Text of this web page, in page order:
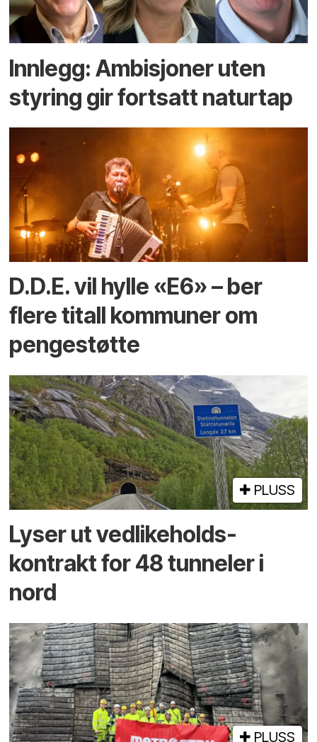
Innlegg: Ambisjoner uten
styring gir fortsatt naturtap
D.D.E. vil hylle «E6» – ber
flere titall kommuner om
pengestøtte
PLUSS
Lyser ut vedlikeholds­
kontrakt for 48 tunneler i
nord
PLUSS